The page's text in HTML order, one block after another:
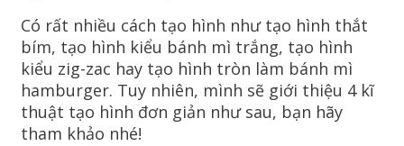
Có rất nhiều cách tạo hình như tạo hình thắt
bím, tạo hình kiểu bánh mì trắng, tạo hình
kiểu zig-zac hay tạo hình tròn làm bánh mì
hamburger. Tuy nhiên, mình sẽ giới thiệu 4 kĩ
thuật tạo hình đơn giản như sau, bạn hãy
tham khảo nhé!